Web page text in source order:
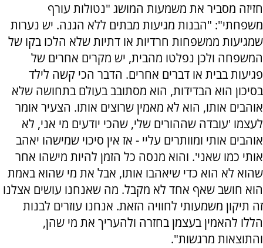
חזיזה מסביר את משמעות המושג "נטולות עורף
משפחתי": "הבנות מגיעות מבתים ללא הגנה. יש נערות
שמגיעות ממשפחות חרדיות או דתיות שלא הלכו בקו של
המשפחה ולכן נפלטו מהבית, יש מקרים אחרים של
פגיעות בבית או דברים אחרים. הדבר הכי קשה לילד
בסיכון הוא הבדידות, הוא מסתובב בעולם בתחושה שלא
אוהבים אותו, הוא לא מאמין שרוצים אותו. הצעיר אומר
לעצמו 'עובדה שההורים שלי, שהכי יודעים מי אני, לא
אוהבים אותי ומוותרים עליי - אז אין סיכוי שמישהו יאהב
אותי כמו שאני'. והוא מנסה כל הזמן להיות מישהו אחר
שהוא לא הוא כדי שיאהבו אותו, אבל את מי שהוא באמת
הוא חושב שאף אחד לא מקבל. מה שאנחנו עושים אצלנו
זה תיקון משמעותי לחוויה הזאת. אנחנו עוזרים לבנות
הללו להאמין בעצמן בחזרה ולהעריך את מי שהן,
והתוצאות מרגשות".